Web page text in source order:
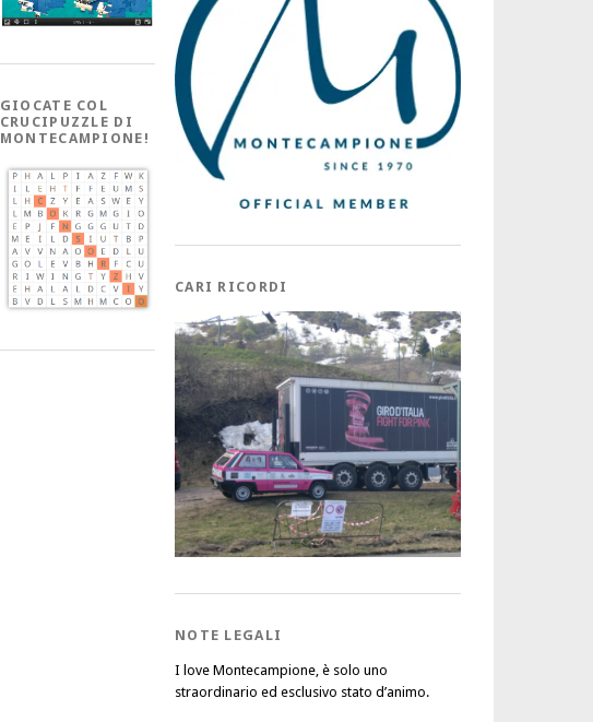
GIOCATE COL
CRUCIPUZZLE DI
MONTECAMPIONE!
CARI RICORDI
NOTE LEGALI
I love Montecampione, è solo uno
straordinario ed esclusivo stato d’animo.